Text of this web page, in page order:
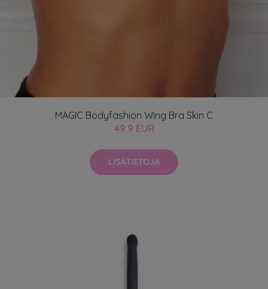
MAGIC Bodyfashion Wing Bra Skin C
49.9 EUR
LISÄTIETOJA